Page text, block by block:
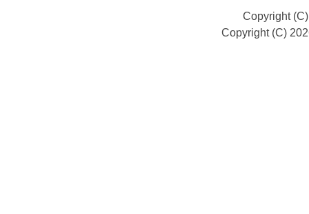
Copyright
Copyright (C)